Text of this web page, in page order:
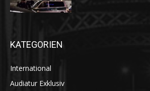
KATEGORIEN
International
Audiatur Exklusiv